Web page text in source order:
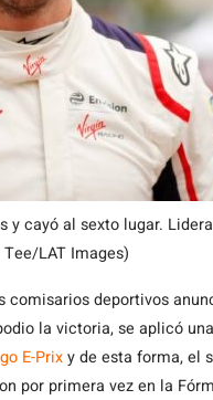
y cayó al sexto lugar.
LAT Images)
comisarios deportivos
la victoria, se aplicó
E-Prixy de esta forma, el
por primera vez en la